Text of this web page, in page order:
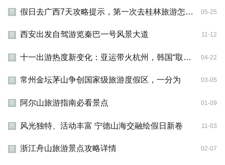
荐 假日去广西7天攻略提示，第一次去桂林旅游怎么报名参加 05-25
荐 西安出发自驾游览秦巴一号风景大道 11-12
荐 十一出游热度新变化：亚运带火杭州，韩国“取代”日本 04-22
荐 常州金坛茅山争创国家级旅游度假区，一分为 03-05
荐 阿尔山旅游指南必看景点 01-09
荐 风光独特、活动丰富 宁德山海交融绘假日新卷 11-03
荐 浙江舟山旅游景点攻略详情 02-07